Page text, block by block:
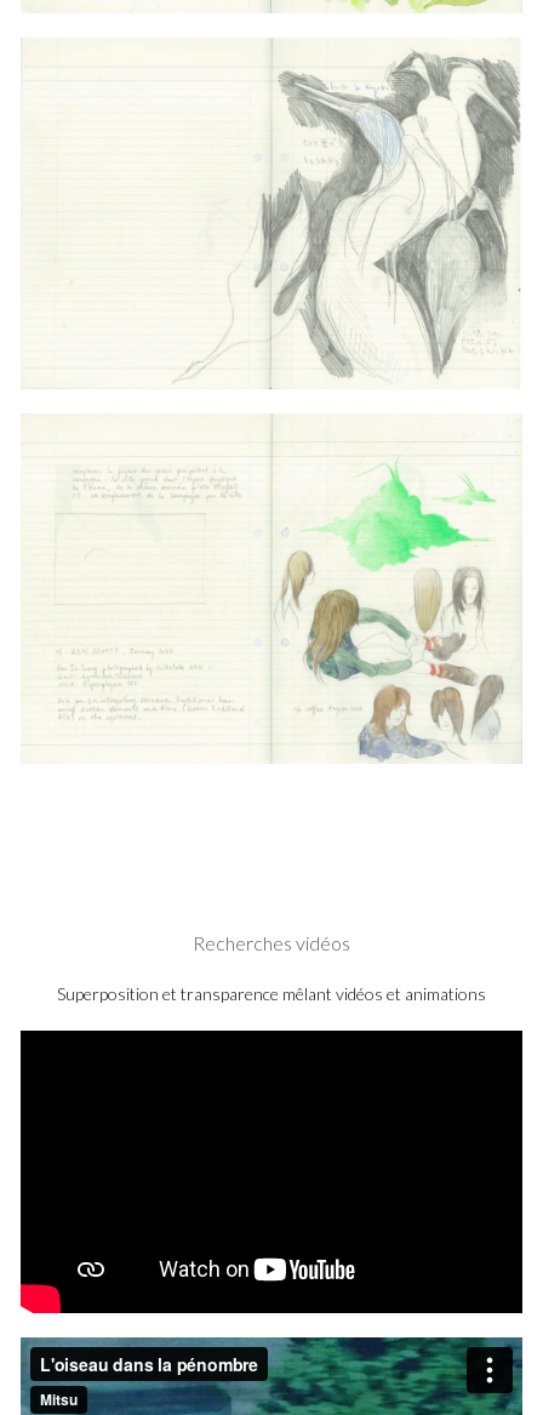
Recherches vidéos
Superposition et transparence mêlant vidéos et animations